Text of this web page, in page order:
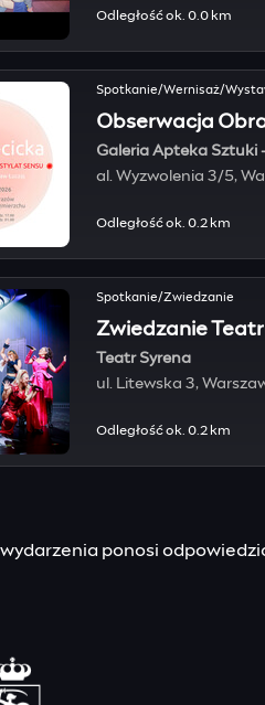
Odległość ok. 0.0 km
Spotkanie/Wernisaż/
Obserwacja
Galeria Apteka Sztuki
al. Wyzwolenia 3/5,
Odległość ok. 0.2 km
Spotkanie/Zwiedzanie
Zwiedzanie
Teatr Syrena
ul. Litewska 3,
Odległość ok. 0.2 km
ponosi